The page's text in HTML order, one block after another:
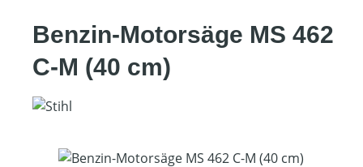
Benzin-Motorsäge MS 462
C-M (40 cm)
Bildergalerie überspringen